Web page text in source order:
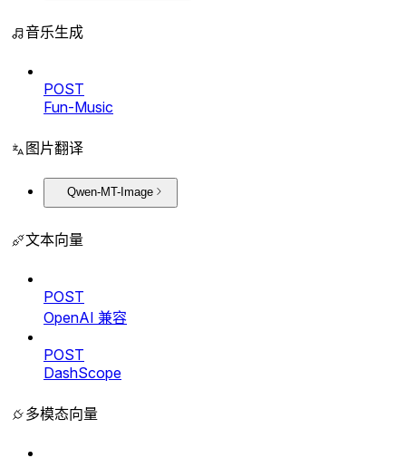
音乐生成
POST
Fun-Music
图片翻译
Qwen-MT-Image
文本向量
POST
OpenAI 兼容
POST
DashScope
多模态向量